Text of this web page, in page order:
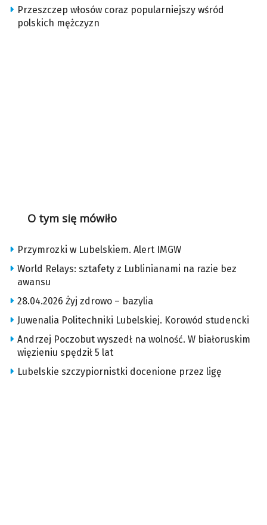
Przeszczep włosów coraz popularniejszy wśród
polskich mężczyzn
O tym się mówiło
Przymrozki w Lubelskiem. Alert IMGW
World Relays: sztafety z Lublinianami na razie bez
awansu
28.04.2026 Żyj zdrowo – bazylia
Juwenalia Politechniki Lubelskiej. Korowód studencki
Andrzej Poczobut wyszedł na wolność. W białoruskim
więzieniu spędził 5 lat
Lubelskie szczypiornistki docenione przez ligę